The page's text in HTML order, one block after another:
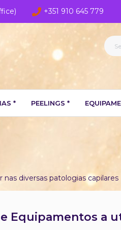
+351 910 645 779
* PEELINGS *
diversas patologias capilares
Equipamentos a